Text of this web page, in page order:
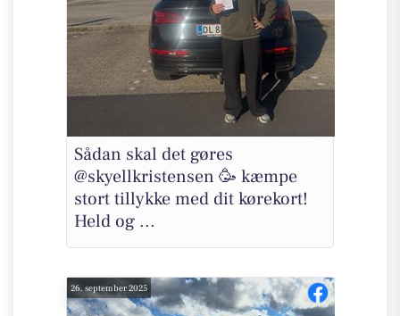
Sådan skal det gøres
@skyellkristensen 🥳 kæmpe
stort tillykke med dit kørekort!
Held og ...
26. september 2025